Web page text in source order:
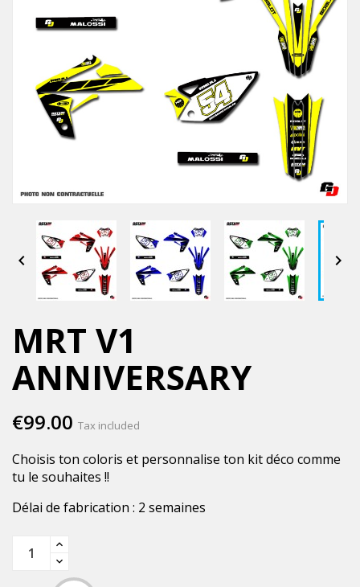
 
MRT V1
ANNIVERSARY
€99.00 Tax included
Choisis ton coloris et personnalise ton kit déco comme
tu le souhaites !!
Délai de fabrication : 2 semaines